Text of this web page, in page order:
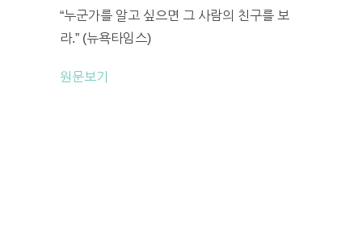
“누군가를 알고 싶으면 그 사람의 친구를 보
라.” (뉴욕타임스)
원문보기